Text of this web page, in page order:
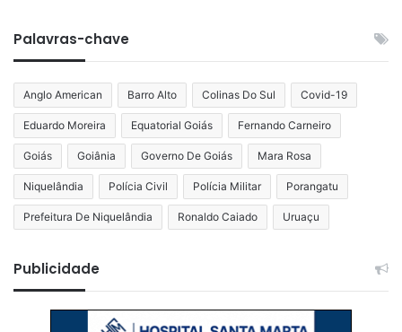
Palavras-chave
Anglo American Barro Alto Colinas Do Sul Covid-19
Eduardo Moreira Equatorial Goiás Fernando Carneiro
Goiás Goiânia Governo De Goiás Mara Rosa
Niquelândia Polícia Civil Polícia Militar Porangatu
Prefeitura De Niquelândia Ronaldo Caiado Uruaçu
Publicidade